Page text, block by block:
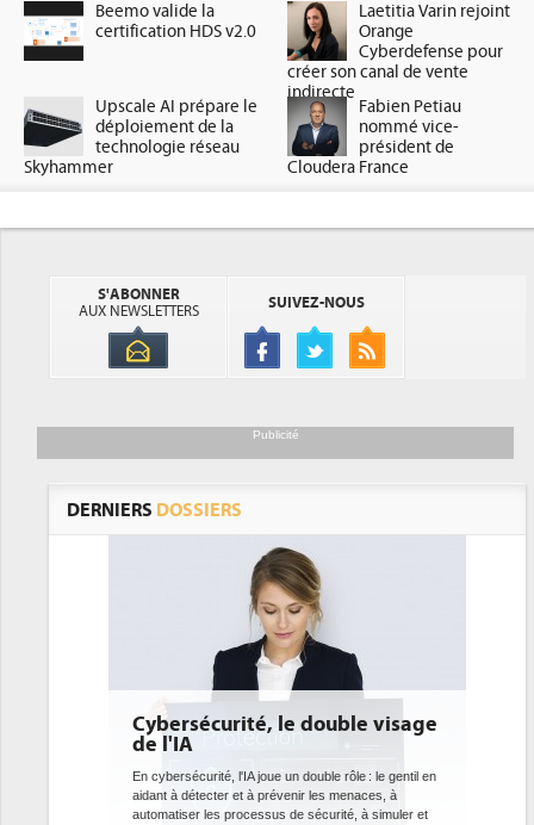
Beemo valide la
certification HDS v2.0
Laetitia Varin rejoint
Orange
Cyberdefense pour
créer son canal de vente
indirecte
Upscale AI prépare le
déploiement de la
technologie réseau
Skyhammer
Fabien Petiau
nommé vice-
président de
Cloudera France
S'ABONNER
AUX NEWSLETTERS
SUIVEZ-NOUS
Publicité
DERNIERS DOSSIERS
double visage
un double rôle : le gentil en
de sécurité, à simuler et
DEE: l'efficacité énergétique
bientôt une obligation pour les
datacenters
Des datacenters plus durables et plus efficaces, c'est
ce que recherchent les pouvoirs publics européens